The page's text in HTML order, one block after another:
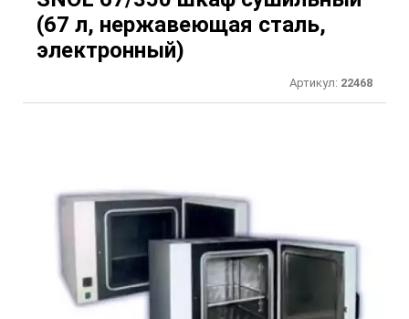
(67 л, нержавеющая сталь,
электронный)
Артикул: 22468